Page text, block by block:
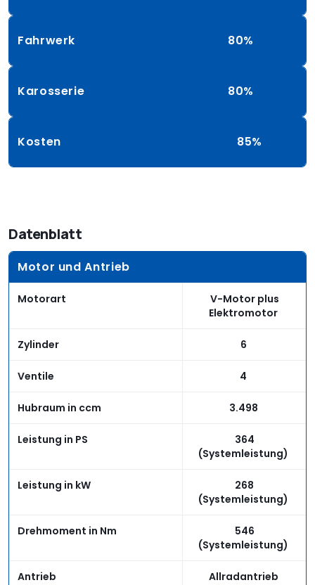
Fahrwerk 80%
Karosserie 80%
Kosten 85%
Datenblatt
Motor und Antrieb
Motorart
V-Motor plus
Elektromotor
Zylinder 6
Ventile 4
Hubraum in ccm 3.498
Leistung in PS
364
(Systemleistung)
Leistung in kW
268
(Systemleistung)
Drehmoment in Nm
546
(Systemleistung)
Antrieb Allradantrieb